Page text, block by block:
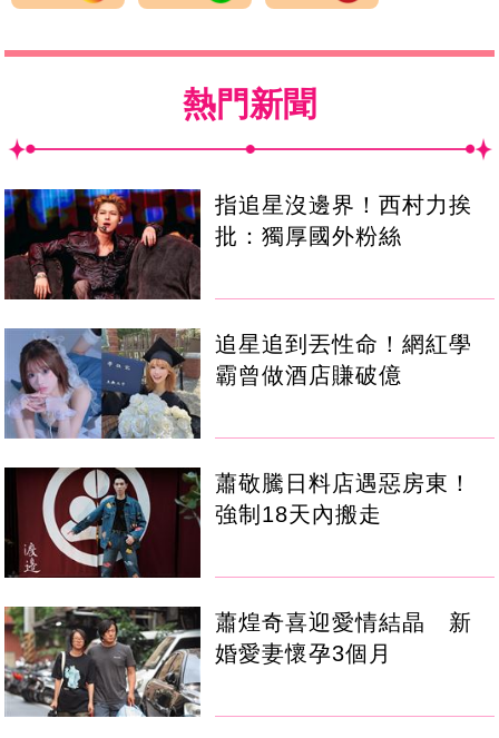
熱門新聞
指追星沒邊界！西村力挨
批：獨厚國外粉絲
追星追到丟性命！網紅學
霸曾做酒店賺破億
蕭敬騰日料店遇惡房東！
強制18天內搬走
蕭煌奇喜迎愛情結晶 新
婚愛妻懷孕3個月